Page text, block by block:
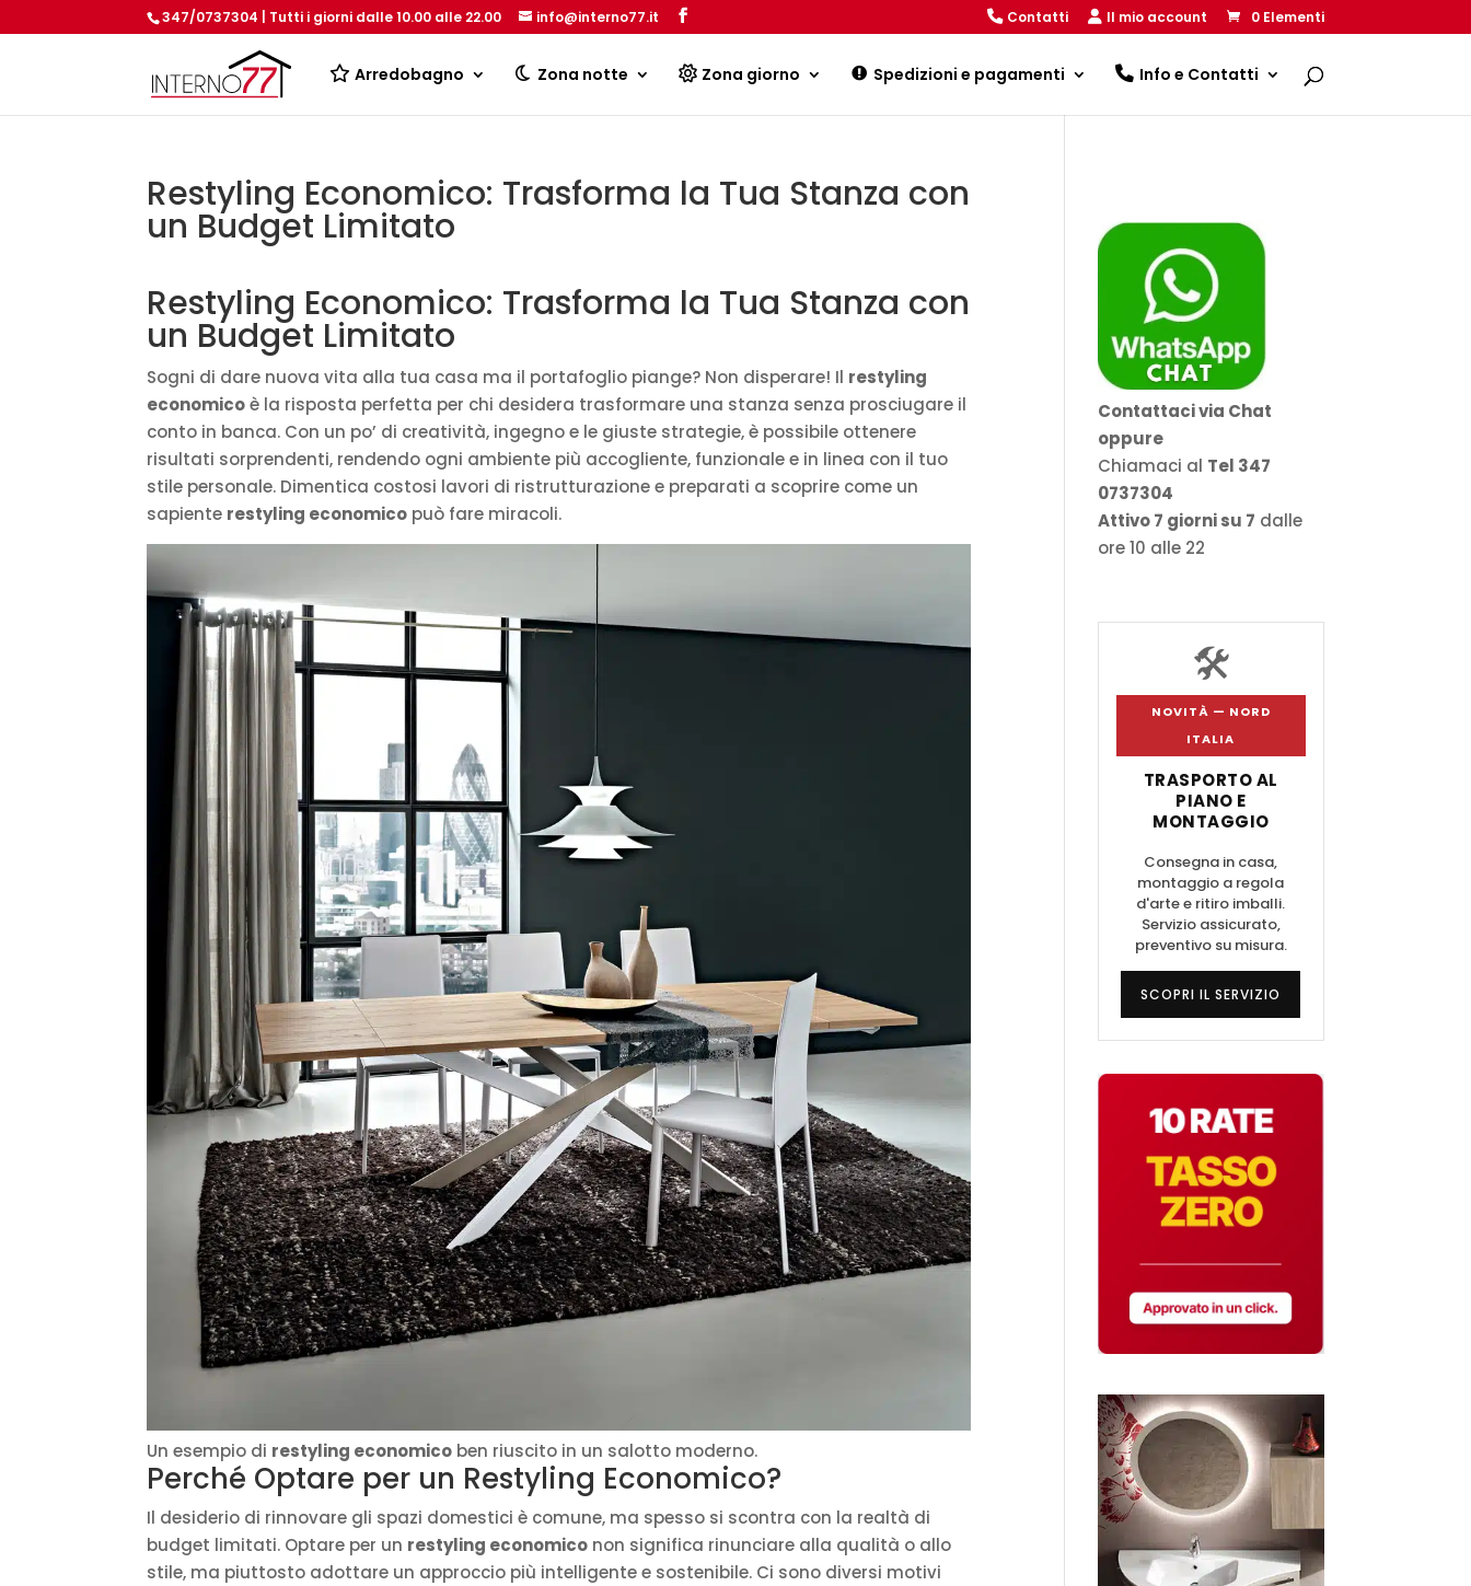
347/0737304 | Tutti i giorni dalle 10.00 alle 22.00 info@interno77.it Contatti Il mio account 0 Elementi
Arredobagno Zona notte Zona giorno Spedizioni e pagamenti Info e Contatti
Products
Restyling Economico: Trasforma la Tua Stanza con
un Budget Limitato
Restyling Economico: Trasforma la Tua Stanza con
un Budget Limitato
Sogni di dare nuova vita alla tua casa ma il portafoglio piange? Non disperare! Il restyling
economicoè la risposta perfetta per chi desidera trasformare una stanza senza prosciugare il
conto in banca. Con un po’ di creatività, ingegno e le giuste strategie, è possibile ottenere
risultati sorprendenti, rendendo ogni ambiente più accogliente, funzionale e in linea con il tuo
stile personale. Dimentica costosi lavori di ristrutturazione e preparati a scoprire come un
sapiente restyling economico può fare miracoli.
Un esempio di restyling economico ben riuscito in un salotto moderno.
Perché Optare per un Restyling Economico?
Il desiderio di rinnovare gli spazi domestici è comune, ma spesso si scontra con la realtà di
budget limitati. Optare per un restyling economico non significa rinunciare alla qualità o allo
stile, ma piuttosto adottare un approccio più intelligente e sostenibile. Ci sono diversi motivi
Contattaci via Chat
oppure
Chiamaci al Tel 347
0737304
Attivo 7 giorni su 7 dalle
ore 10 alle 22
🛠️
NOVITÀ — NORD
ITALIA
TRASPORTO AL
PIANO E
MONTAGGIO
Consegna in casa,
montaggio a regola
d'arte e ritiro imballi.
Servizio assicurato,
preventivo su misura.
SCOPRI IL SERVIZIO